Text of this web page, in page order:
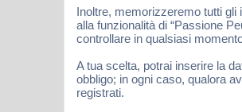
Inoltre, memorizzeremo tutti
alla funzionalità di “Passione
controllare in qualsiasi
A tua scelta, potrai inserire la
obbligo; in ogni caso, qualora
registrati.